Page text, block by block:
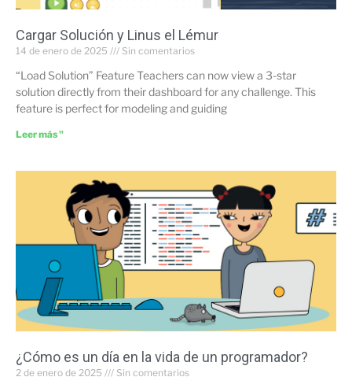
Cargar Solución y Linus el Lémur
14 de enero de 2025 Sin comentarios
“Load Solution” Feature Teachers can now view a 3-star
solution directly from their dashboard for any challenge. This
feature is perfect for modeling and guiding
Leer más "
¿Cómo es un día en la vida de un programador?
2 de enero de 2025 Sin comentarios